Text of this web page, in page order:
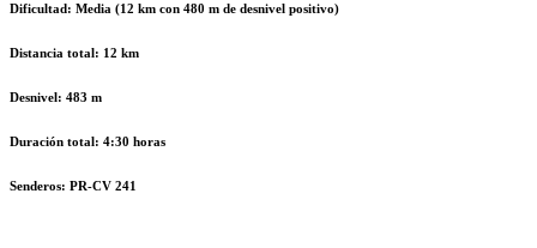
Dificultad: Media (12 km con 480 m de desnivel positivo)
Distancia total: 12 km
Desnivel: 483 m
Duración total: 4:30 horas
Senderos: PR-CV 241